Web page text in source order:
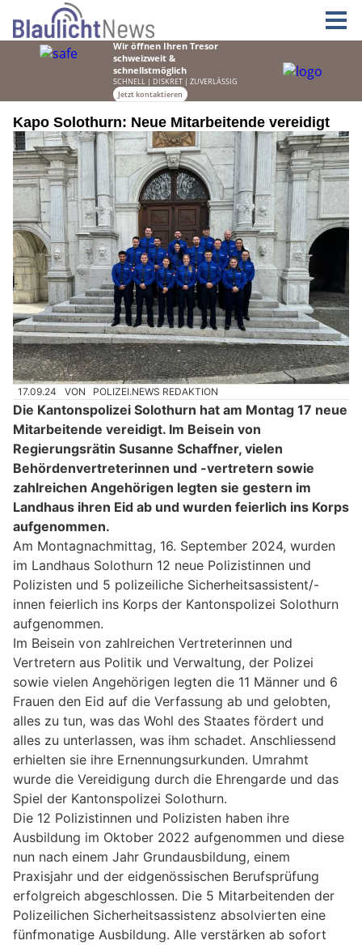
Kapo Solothurn: Neue Mitarbeitende vereidigt
17.09.24 VON POLIZEI.NEWS REDAKTION
Die Kantonspolizei Solothurn hat am Montag 17 neue
Mitarbeitende vereidigt. Im Beisein von
Regierungsrätin Susanne Schaffner, vielen
Behördenvertreterinnen und -vertretern sowie
zahlreichen Angehörigen legten sie gestern im
Landhaus ihren Eid ab und wurden feierlich ins Korps
aufgenommen.
Am Montagnachmittag, 16. September 2024, wurden
im Landhaus Solothurn 12 neue Polizistinnen und
Polizisten und 5 polizeiliche Sicherheitsassistent/-
innen feierlich ins Korps der Kantonspolizei Solothurn
aufgenommen.
Im Beisein von zahlreichen Vertreterinnen und
Vertretern aus Politik und Verwaltung, der Polizei
sowie vielen Angehörigen legten die 11 Männer und 6
Frauen den Eid auf die Verfassung ab und gelobten,
alles zu tun, was das Wohl des Staates fördert und
alles zu unterlassen, was ihm schadet. Anschliessend
erhielten sie ihre Ernennungsurkunden. Umrahmt
wurde die Vereidigung durch die Ehrengarde und das
Spiel der Kantonspolizei Solothurn.
Die 12 Polizistinnen und Polizisten haben ihre
Ausbildung im Oktober 2022 aufgenommen und diese
nun nach einem Jahr Grundausbildung, einem
Praxisjahr und der eidgenössischen Berufsprüfung
erfolgreich abgeschlossen. Die 5 Mitarbeitenden der
Polizeilichen Sicherheitsassistenz absolvierten eine
fünfmonatige Ausbildung. Alle verstärken ab sofort